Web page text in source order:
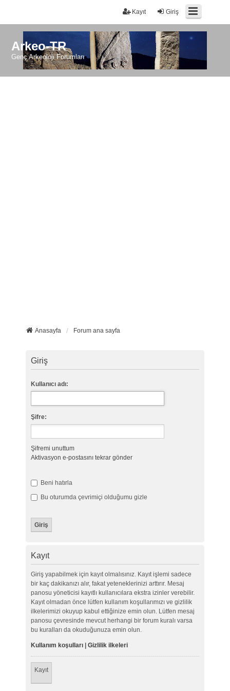
Giriş
Kayıt
Arkeo-TR
Genç Arkeoloji Forumları
Anasayfa Forum ana sayfa
Giriş
Kullanıcı adı:
Şifre:
Şifremi unuttum
Aktivasyon e-postasını tekrar gönder
Beni hatırla
Bu oturumda çevrimiçi olduğumu gizle
Kayıt
Giriş yapabilmek için kayıt olmalısınız. Kayıt işlemi sadece
bir kaç dakikanızı alır, fakat yeteneklerinizi arttırır. Mesaj
panosu yöneticisi kayıtlı kullanıcılara ekstra izinler verebilir.
Kayıt olmadan önce lütfen kullanım koşullarımızı ve gizlilik
ilkelerimizi okuyup kabul ettiğinize emin olun. Lütfen mesaj
panosu çevresinde mevcut herhangi bir forum kuralı varsa
bu kuralları da okuduğunuza emin olun.
Kullanım koşulları| Gizlilik ilkeleri
Kayıt